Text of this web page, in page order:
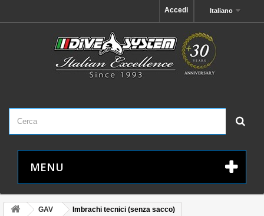
Italiano
Accedi
MENU
GAV Imbrachi tecnici (senza sacco)